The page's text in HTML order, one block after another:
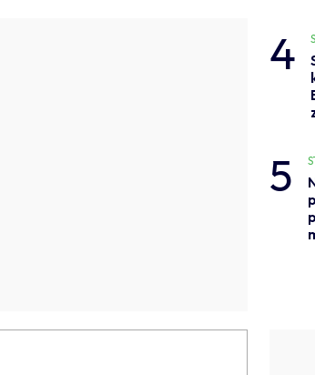
4
5